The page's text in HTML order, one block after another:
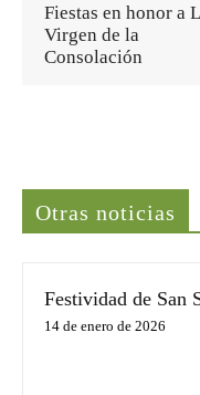
Fiestas en honor a
Virgen de la
Consolación
Otras noticias
Festividad de San
14 de enero de 2026